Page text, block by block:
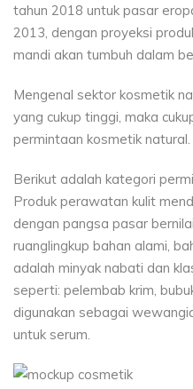
tahun 2018 untuk pasar
2013, dengan proyeksi
mandi akan tumbuh dalam
Mengenal sektor kosmetik
yang cukup tinggi, maka
permintaan kosmetik natural.
Berikut adalah kategori
Produk perawatan kulit
dengan pangsa pasar
ruanglingkup bahan alami,
adalah minyak nabati dan
seperti: pelembab krim,
digunakan sebagai
untuk serum.